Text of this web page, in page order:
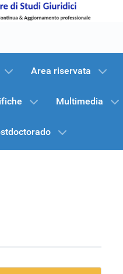
Area riservata
Multimedia